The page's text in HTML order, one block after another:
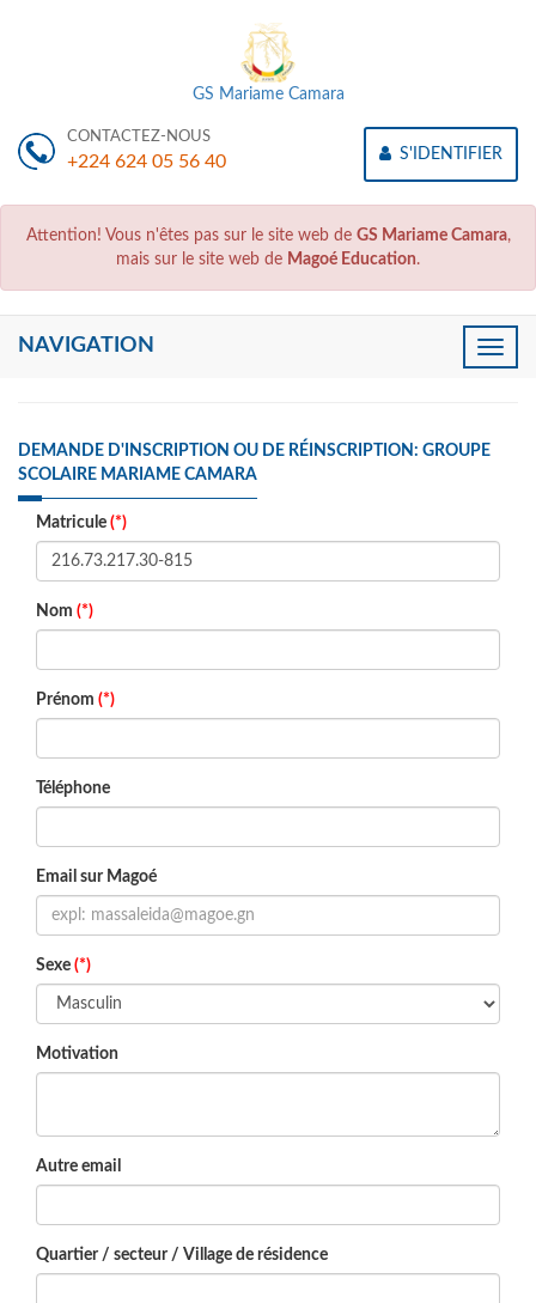
GS Mariame Camara
CONTACTEZ-NOUS
+224 624 05 56 40 S'IDENTIFIER
Attention! Vous n'êtes pas sur le site web de GS Mariame Camara,
mais sur le site web de Magoé Education.
Toggle
NAVIGATION
DEMANDE D'INSCRIPTION OU DE RÉINSCRIPTION: GROUPE
SCOLAIRE MARIAME CAMARA
Matricule (*)
Nom (*)
Prénom (*)
Téléphone
Email sur Magoé
Sexe (*)
Motivation
Autre email
Quartier / secteur / Village de résidence